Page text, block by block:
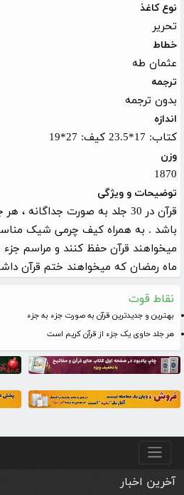
نوع کاغذ
تحریر
خطاط
عثمان طه
ترجمه
بدون ترجمه
اندازه
کتاب: 17*23.5 کیف: 27*19
وزن
1870
توضیحات و ویژگی
قرآن در 30 جلد به صورت
باشد . به همراه کیف چرمی شیک
میخواهند قرآن حفظ کنند و مراسم جزء
ماه رمضان که میخواهند ختم قرآن
نقاط قوت
بهترین و جدیدترین قرآن به صورت جزء به جزء
هر جلد حاوی یک جزء از قرآن کریم است
منو پایین
آخرین اخبار